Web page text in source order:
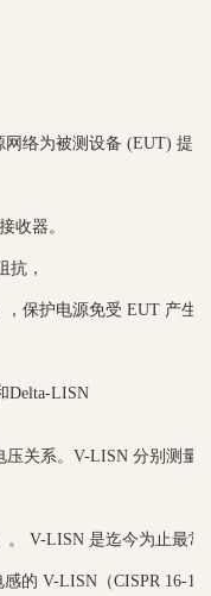
络为被测设备 (EUT) 提
收器。
定义的射频阻抗
，保护电源免受 EUT 产
Delta-LISN
关系。V-LISN 分别测量
V-LISN 是迄今为止最常
的 V-LISN（CISPR 16-1-2